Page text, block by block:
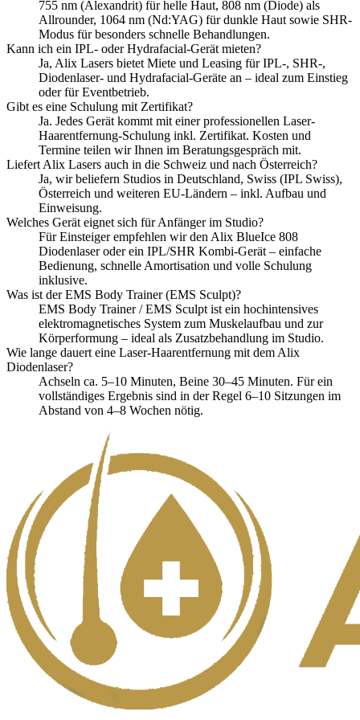
755 nm (Alexandrit) für helle Haut, 808 nm (Diode) als
Allrounder, 1064 nm (Nd:YAG) für dunkle Haut sowie SHR-
Modus für besonders schnelle Behandlungen.
Kann ich ein IPL- oder Hydrafacial-Gerät mieten?
Ja, Alix Lasers bietet Miete und Leasing für IPL-, SHR-,
Diodenlaser- und Hydrafacial-Geräte an – ideal zum Einstieg
oder für Eventbetrieb.
Gibt es eine Schulung mit Zertifikat?
Ja. Jedes Gerät kommt mit einer professionellen Laser-
Haarentfernung-Schulung inkl. Zertifikat. Kosten und
Termine teilen wir Ihnen im Beratungsgespräch mit.
Liefert Alix Lasers auch in die Schweiz und nach Österreich?
Ja, wir beliefern Studios in Deutschland, Swiss (IPL Swiss),
Österreich und weiteren EU-Ländern – inkl. Aufbau und
Einweisung.
Welches Gerät eignet sich für Anfänger im Studio?
Für Einsteiger empfehlen wir den Alix BlueIce 808
Diodenlaser oder ein IPL/SHR Kombi-Gerät – einfache
Bedienung, schnelle Amortisation und volle Schulung
inklusive.
Was ist der EMS Body Trainer (EMS Sculpt)?
EMS Body Trainer / EMS Sculpt ist ein hochintensives
elektromagnetisches System zum Muskelaufbau und zur
Körperformung – ideal als Zusatzbehandlung im Studio.
Wie lange dauert eine Laser-Haarentfernung mit dem Alix
Diodenlaser?
Achseln ca. 5–10 Minuten, Beine 30–45 Minuten. Für ein
vollständiges Ergebnis sind in der Regel 6–10 Sitzungen im
Abstand von 4–8 Wochen nötig.